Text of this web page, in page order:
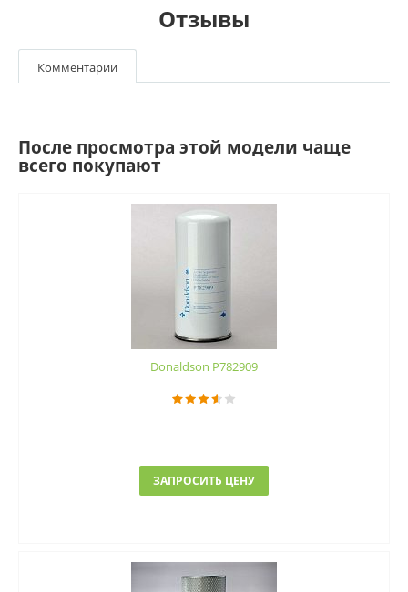
Отзывы
Комментарии
После просмотра этой модели чаще
всего покупают
Donaldson P782909
ЗАПРОСИТЬ ЦЕНУ